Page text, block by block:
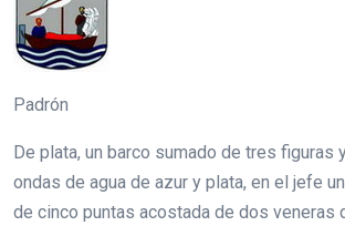
Padrón
De plata, un barco sumado de tres figuras
ondas de agua de azur y plata, en el jefe
de cinco puntas acostada de dos veneras